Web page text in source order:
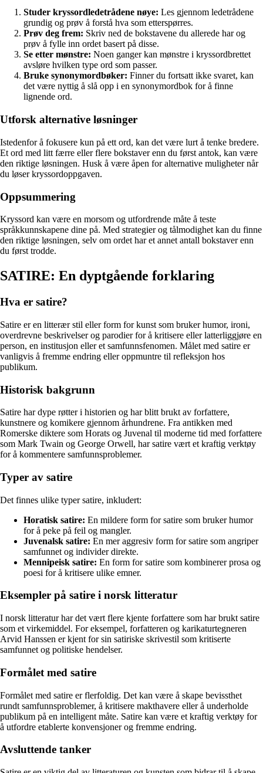
Studer kryssordledetrådene nøye: Les gjennom ledetrådene
grundig og prøv å forstå hva som etterspørres.
Prøv deg frem: Skriv ned de bokstavene du allerede har og
prøv å fylle inn ordet basert på disse.
Se etter mønstre: Noen ganger kan mønstre i kryssordbrettet
avsløre hvilken type ord som passer.
Bruke synonymordbøker: Finner du fortsatt ikke svaret, kan
det være nyttig å slå opp i en synonymordbok for å finne
lignende ord.
Utforsk alternative løsninger
Istedenfor å fokusere kun på ett ord, kan det være lurt å tenke bredere.
Et ord med litt færre eller flere bokstaver enn du først antok, kan være
den riktige løsningen. Husk å være åpen for alternative muligheter når
du løser kryssordoppgaven.
Oppsummering
Kryssord kan være en morsom og utfordrende måte å teste
språkkunnskapene dine på. Med strategier og tålmodighet kan du finne
den riktige løsningen, selv om ordet har et annet antall bokstaver enn
du først trodde.
SATIRE: En dyptgående forklaring
Hva er satire?
Satire er en litterær stil eller form for kunst som bruker humor, ironi,
overdrevne beskrivelser og parodier for å kritisere eller latterliggjøre en
person, en institusjon eller et samfunnsfenomen. Målet med satire er
vanligvis å fremme endring eller oppmuntre til refleksjon hos
publikum.
Historisk bakgrunn
Satire har dype røtter i historien og har blitt brukt av forfattere,
kunstnere og komikere gjennom århundrene. Fra antikken med
Romerske diktere som Horats og Juvenal til moderne tid med forfattere
som Mark Twain og George Orwell, har satire vært et kraftig verktøy
for å kommentere samfunnsproblemer.
Typer av satire
Det finnes ulike typer satire, inkludert:
Horatisk satire: En mildere form for satire som bruker humor
for å peke på feil og mangler.
Juvenalsk satire: En mer aggresiv form for satire som angriper
samfunnet og individer direkte.
Mennipeisk satire: En form for satire som kombinerer prosa og
poesi for å kritisere ulike emner.
Eksempler på satire i norsk litteratur
I norsk litteratur har det vært flere kjente forfattere som har brukt satire
som et virkemiddel. For eksempel, forfatteren og karikaturtegneren
Arvid Hanssen er kjent for sin satiriske skrivestil som kritiserte
samfunnet og politiske hendelser.
Formålet med satire
Formålet med satire er flerfoldig. Det kan være å skape bevissthet
rundt samfunnsproblemer, å kritisere makthavere eller å underholde
publikum på en intelligent måte. Satire kan være et kraftig verktøy for
å utfordre etablerte konvensjoner og fremme endring.
Avsluttende tanker